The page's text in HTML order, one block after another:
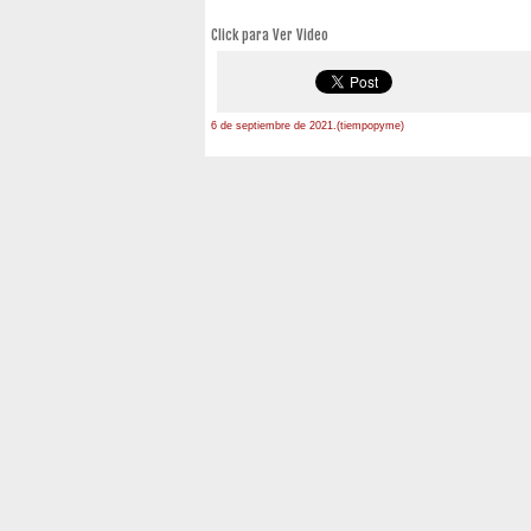
Click para Ver Video
6 de septiembre de 2021.(tiempopyme)